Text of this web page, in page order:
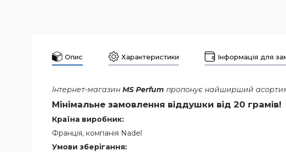
Опис Характеристики Інформація для
Інтернет-магазин MS Perfum пропонує найширший
Мінімальне замовлення віддушки від 20 грамів!
Країна виробник:
Франція, компанія Nadel
Умови зберігання: